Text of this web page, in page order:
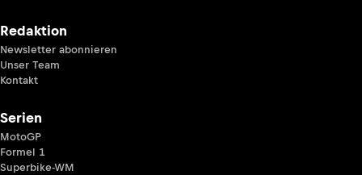
Redaktion
Newsletter abonnieren
Unser Team
Kontakt
Serien
MotoGP
Formel 1
Superbike-WM